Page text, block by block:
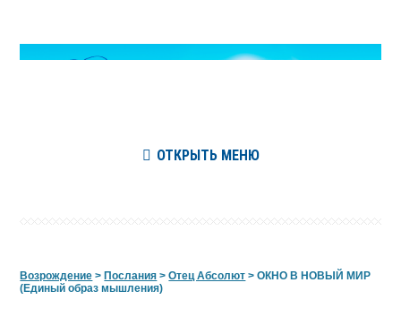
ОТКРЫТЬ МЕНЮ
Возрождение >Послания >Отец Абсолют >ОКНО В НОВЫЙ МИР
(Единый образ мышления)